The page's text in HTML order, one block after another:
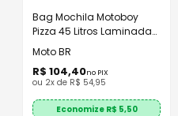
Bag Mochila Motoboy
Pizza 45 Litros Laminada
Brasil MOTO BR
Moto BR
R$ 104,40no PIX
ou 2x de R$ 54,95
Economize R$ 5,50